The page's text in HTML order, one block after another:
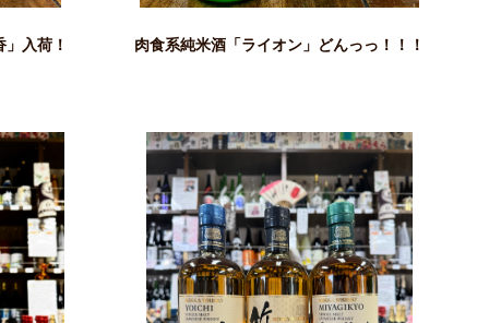
入荷！ 肉食系純米酒「ライオン」どんっっ！！！